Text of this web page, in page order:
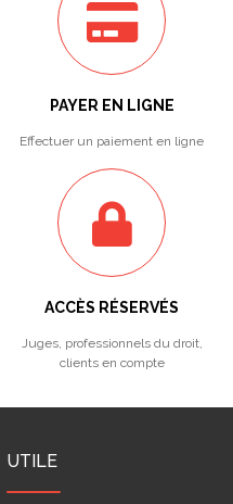
PAYER EN LIGNE
Effectuer un paiement en ligne
ACCÈS RÉSERVÉS
Juges, professionnels du droit,
clients en compte
UTILE